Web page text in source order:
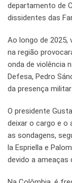
departamento de
dissidentes das
Ao longo de
na região
onda de violência
Defesa, Pedro
da presença
O presidente
deixar o cargo e o
as sondagens,
la Espriella e
devido a ameaças